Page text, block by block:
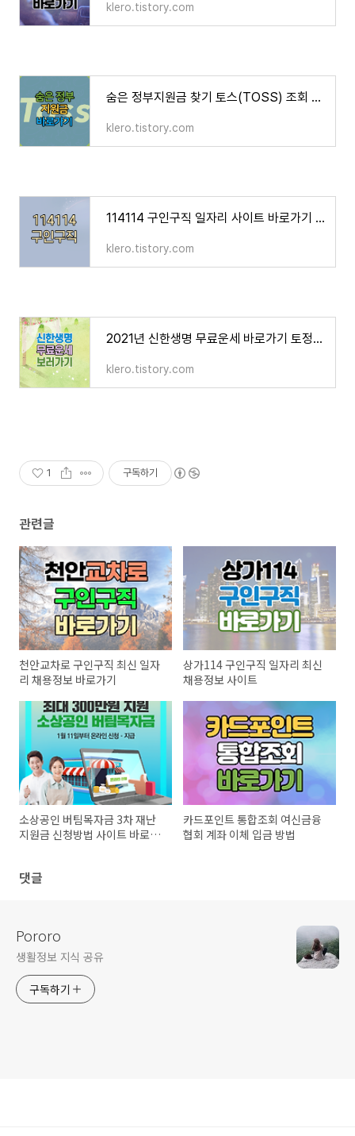
klero.tistory.com
숨은 정부지원금 찾기 토스(TOSS) 조회 방법
klero.tistory.com
114114 구인구직 일자리 사이트 바로가기 추천
klero.tistory.com
2021년 신한생명 무료운세 바로가기 토정비결 이용 방법
klero.tistory.com
1 구독하기
관련글
천안교차로 구인구직 최신 일자
리 채용정보 바로가기
상가114 구인구직 일자리 최신
채용정보 사이트
소상공인 버팀목자금 3차 재난
지원금 신청방법 사이트 바로가
카드포인트 통합조회 여신금융
협회 계좌 이체 입금 방법
댓글
Pororo
생활정보 지식 공유
구독하기